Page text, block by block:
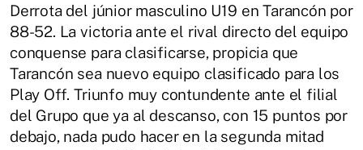
Derrota del júnior masculino U19 en Tarancón por
88-52. La victoria ante el rival directo del equipo
conquense para clasificarse, propicia que
Tarancón sea nuevo equipo clasificado para los
Play Off. Triunfo muy contundente ante el filial
del Grupo que ya al descanso, con 15 puntos por
debajo, nada pudo hacer en la segunda mitad